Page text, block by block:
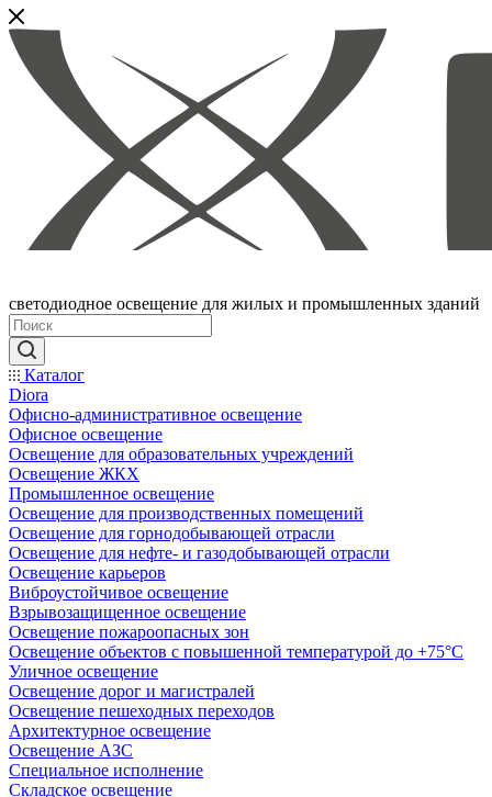
светодиодное освещение для жилых и промышленных зданий
Каталог
Diora
Офисно-административное освещение
Офисное освещение
Освещение для образовательных учреждений
Освещение ЖКХ
Промышленное освещение
Освещение для производственных помещений
Освещение для горнодобывающей отрасли
Освещение для нефте- и газодобывающей отрасли
Освещение карьеров
Виброустойчивое освещение
Взрывозащищенное освещение
Освещение пожароопасных зон
Освещение объектов с повышенной температурой до +75°C
Уличное освещение
Освещение дорог и магистралей
Освещение пешеходных переходов
Архитектурное освещение
Освещение АЗС
Специальное исполнение
Складское освещение